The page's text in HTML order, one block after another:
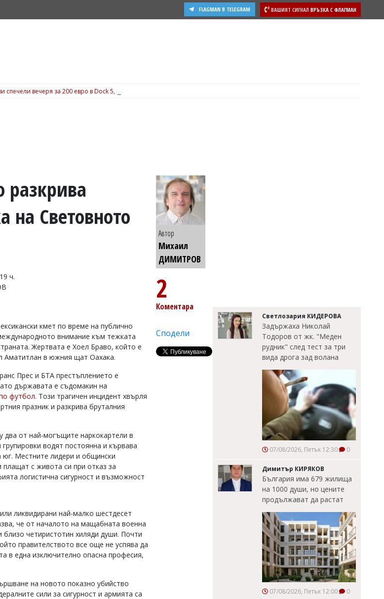
ВАШИЯТ СИГНАЛ ВРЪЗКА С ФЛАГМАН
FLAGMAN В TELEGRAM
спечели вечеря за 200 евро в Dock 5, вижте подробности
разкрива
на Световното
ч.
кмет по време на публично
внимание към тежката
Жертвата е Хоел Браво, който е
Аматитлан в южния щат Оахака.
Прес и БТА престъплението е
държавата е съдомакин на
футбол. Този трагичен инцидент хвърля
празник и разкрива бруталния
от най-могъщите наркокартели в
водят постоянна и кървава
юг. Местните лидери и общински
плащат с живота си при отказ за
логистична сигурност и възможност
ликвидирани най-малко шестдесет
че от началото на мащабната военна
четиристотин хиляди души. Почти
правителството все още не успява да
в една изключително опасна професия,
на новото показно убийство
сили за сигурност и армията са
Автор
Михаил
ДИМИТРОВ
2
Коментара
Сподели
Светлозария КИДЕРОВА
Задържаха Николай
Тодоров от жк. "Меден
рудник" след тест за три
вида дрога зад волана
07/08/2026, Петък 12:30 0
Димитър КИРЯКОВ
България има 679 жилища
на 1000 души, но цените
продължават да растат
07/08/2026, Петък 12:00 0